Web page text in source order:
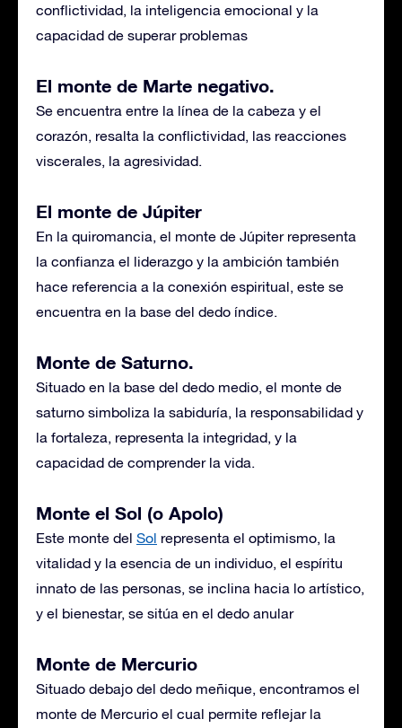
conflictividad, la inteligencia emocional y la
capacidad de superar problemas
El monte de Marte negativo.
Se encuentra entre la línea de la cabeza y el
corazón, resalta la conflictividad, las reacciones
viscerales, la agresividad.
El monte de Júpiter
En la quiromancia, el monte de Júpiter representa
la confianza el liderazgo y la ambición también
hace referencia a la conexión espiritual, este se
encuentra en la base del dedo índice.
Monte de Saturno.
Situado en la base del dedo medio, el monte de
saturno simboliza la sabiduría, la responsabilidad y
la fortaleza, representa la integridad, y la
capacidad de comprender la vida.
Monte el Sol (o Apolo)
Este monte del Sol representa el optimismo, la
vitalidad y la esencia de un individuo, el espíritu
innato de las personas, se inclina hacia lo artístico,
y el bienestar, se sitúa en el dedo anular
Monte de Mercurio
Situado debajo del dedo meñique, encontramos el
monte de Mercurio el cual permite reflejar la